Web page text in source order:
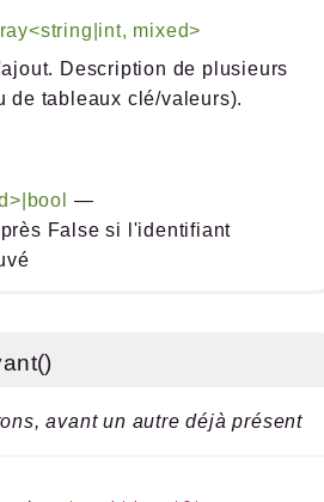
mixed>
Description de plusieurs
de tableaux clé/valeurs).
—
False si l'identifiant
avant un autre déjà présent